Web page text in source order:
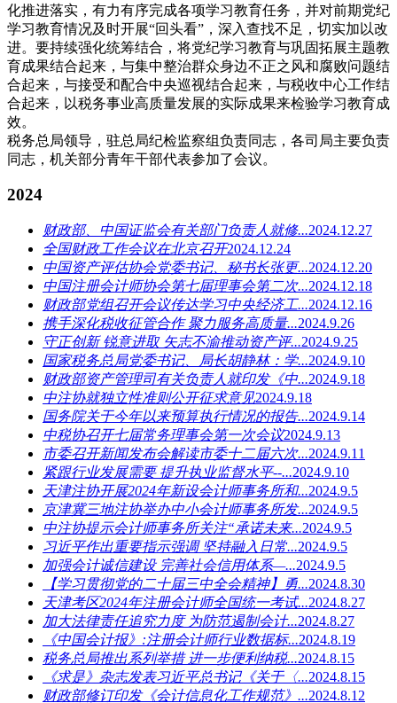
化推进落实，有力有序完成各项学习教育任务，并对前期党纪
学习教育情况及时开展“回头看”，深入查找不足，切实加以改
进。要持续强化统筹结合，将党纪学习教育与巩固拓展主题教
育成果结合起来，与集中整治群众身边不正之风和腐败问题结
合起来，与接受和配合中央巡视结合起来，与税收中心工作结
合起来，以税务事业高质量发展的实际成果来检验学习教育成
效。
税务总局领导，驻总局纪检监察组负责同志，各司局主要负责
同志，机关部分青年干部代表参加了会议。
2024
财政部、中国证监会有关部门负责人就修...2024.12.27
全国财政工作会议在北京召开2024.12.24
中国资产评估协会党委书记、秘书长张更...2024.12.20
中国注册会计师协会第七届理事会第二次...2024.12.18
财政部党组召开会议传达学习中央经济工...2024.12.16
携手深化税收征管合作 聚力服务高质量...2024.9.26
守正创新 锐意进取 矢志不渝推动资产评...2024.9.25
国家税务总局党委书记、局长胡静林：学...2024.9.10
财政部资产管理司有关负责人就印发《中...2024.9.18
中注协就独立性准则公开征求意见2024.9.18
国务院关于今年以来预算执行情况的报告...2024.9.14
中税协召开七届常务理事会第一次会议2024.9.13
市委召开新闻发布会解读市委十二届六次...2024.9.11
紧跟行业发展需要 提升执业监督水平--...2024.9.10
天津注协开展2024年新设会计师事务所和...2024.9.5
京津冀三地注协举办中小会计师事务所发...2024.9.5
中注协提示会计师事务所关注“承诺未来...2024.9.5
习近平作出重要指示强调 坚持融入日常...2024.9.5
加强会计诚信建设 完善社会信用体系—...2024.9.5
【学习贯彻党的二十届三中全会精神】勇...2024.8.30
天津考区2024年注册会计师全国统一考试...2024.8.27
加大法律责任追究力度 为防范遏制会计...2024.8.27
《中国会计报》:注册会计师行业数据标...2024.8.19
税务总局推出系列举措 进一步便利纳税...2024.8.15
《求是》杂志发表习近平总书记《关于〈...2024.8.15
财政部修订印发《会计信息化工作规范》...2024.8.12